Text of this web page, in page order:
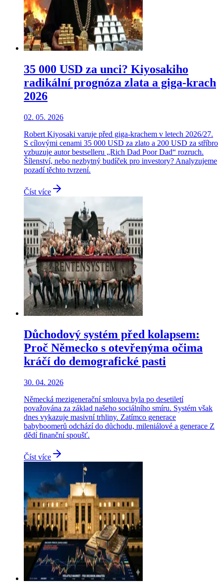
35 000 USD za unci? Kiyosakiho
radikální prognóza zlata a giga-krach
2026
02. 05. 2026
Robert Kiyosaki varuje před giga-krachem v letech 2026/27.
S cílovými cenami 35 000 USD za zlato a 200 USD za stříbro
vzbuzuje autor bestselleru „Rich Dad Poor Dad“ rozruch.
Šílenství, nebo nezbytný budíček pro investory? Analyzujeme
pozadí těchto tvrzení.
Číst více
Důchodový systém před kolapsem:
Proč Německo s otevřenýma očima
kráčí do demografické pasti
30. 04. 2026
Německá mezigenerační smlouva byla po desetiletí
považována za základ našeho sociálního smíru. Systém však
dnes vykazuje masivní trhliny. Zatímco generace
babyboomerů odchází do důchodu, mileniálové a generace Z
dědí finanční spoušť.
Číst více